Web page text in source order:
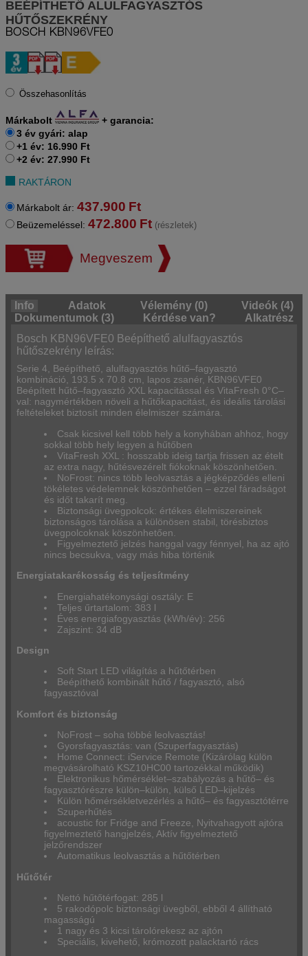
BEÉPÍTHETŐ ALULFAGYASZTÓS
HŰTŐSZEKRÉNY
BOSCH KBN96VFE0
Összehasonlítás
Márkabolt + garancia:
3 év gyári: alap
+1 év: 16.990 Ft
+2 év: 27.990 Ft
RAKTÁRON
Márkabolt ár: 437.900 Ft
Beüzemeléssel: 472.800 Ft (részletek)
Megveszem
Info Adatok Vélemény (0)
Videók (4)
Dokumentumok (3)
Kérdése van?
Alkatrész
Bosch KBN96VFE0 Beépíthető alulfagyasztós
hűtőszekrény leírás:
Serie 4, Beépíthető, alulfagyasztós hűtő–fagyasztó
kombináció, 193.5 x 70.8 cm, lapos zsanér, KBN96VFE0
Beépített hűtő–fagyasztó XXL kapacitással és VitaFresh 0°C–
val: nagymértékben növeli a hűtőkapacitást, és ideális tárolási
feltételeket biztosít minden élelmiszer számára.
Csak kicsivel kell több hely a konyhában ahhoz, hogy
sokkal több hely legyen a hűtőben
VitaFresh XXL : hosszabb ideig tartja frissen az ételt
az extra nagy, hűtésvezérelt fiókoknak köszönhetően.
NoFrost: nincs több leolvasztás a jégképződés elleni
tökéletes védelemnek köszönhetően – ezzel fáradságot
és időt takarít meg.
Biztonsági üvegpolcok: értékes élelmiszereinek
biztonságos tárolása a különösen stabil, törésbiztos
üvegpolcoknak köszönhetően.
Figyelmeztető jelzés hanggal vagy fénnyel, ha az ajtó
nincs becsukva, vagy más hiba történik
Energiatakarékosság és teljesítmény
Energiahatékonysági osztály: E
Teljes űrtartalom: 383 l
Éves energiafogyasztás (kWh/év): 256
Zajszint: 34 dB
Design
Soft Start LED világítás a hűtőtérben
Beépíthető kombinált hűtő / fagyasztó, alsó
fagyasztóval
Komfort és biztonság
NoFrost – soha többé leolvasztás!
Gyorsfagyasztás: van (Szuperfagyasztás)
Home Connect: iService Remote (Kizárólag külön
megvásárolható KSZ10HC00 tartozékkal működik)
Elektronikus hőmérséklet–szabályozás a hűtő– és
fagyasztórészre külön–külön, külső LED–kijelzés
Külön hőmérsékletvezérlés a hűtő– és fagyasztótérre
Szuperhűtés
acoustic for Fridge and Freeze, Nyitvahagyott ajtóra
figyelmeztető hangjelzés, Aktív figyelmeztető
jelzőrendszer
Automatikus leolvasztás a hűtőtérben
Hűtőtér
Nettó hűtőtérfogat: 285 l
5 rakodópolc biztonsági üvegből, ebből 4 állítható
magasságú
1 nagy és 3 kicsi tárolórekesz az ajtón
Speciális, kivehető, krómozott palacktartó rács